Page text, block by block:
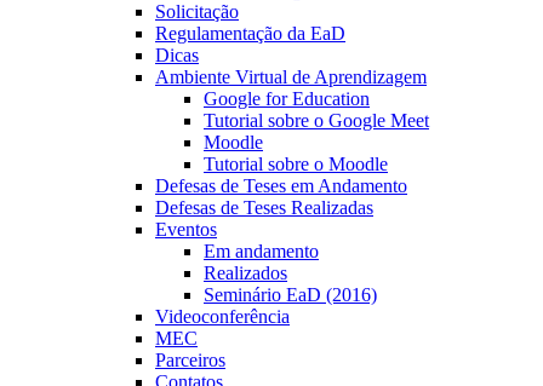
Solicitação
Regulamentação da EaD
Dicas
Ambiente Virtual de Aprendizagem
Google for Education
Tutorial sobre o Google Meet
Moodle
Tutorial sobre o Moodle
Defesas de Teses em Andamento
Defesas de Teses Realizadas
Eventos
Em andamento
Realizados
Seminário EaD (2016)
Videoconferência
MEC
Parceiros
Contatos